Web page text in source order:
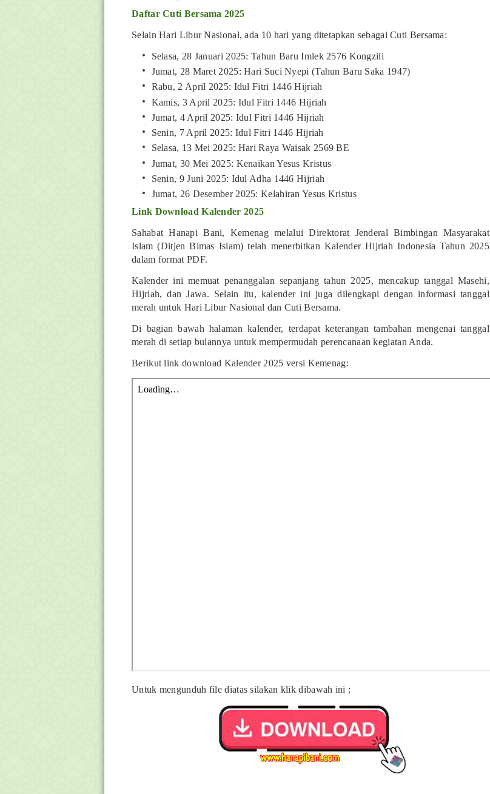
Daftar Cuti Bersama 2025
Selain Hari Libur Nasional, ada 10 hari yang ditetapkan sebagai Cuti Bersama:
Selasa, 28 Januari 2025: Tahun Baru Imlek 2576 Kongzili
Jumat, 28 Maret 2025: Hari Suci Nyepi (Tahun Baru Saka 1947)
Rabu, 2 April 2025: Idul Fitri 1446 Hijriah
Kamis, 3 April 2025: Idul Fitri 1446 Hijriah
Jumat, 4 April 2025: Idul Fitri 1446 Hijriah
Senin, 7 April 2025: Idul Fitri 1446 Hijriah
Selasa, 13 Mei 2025: Hari Raya Waisak 2569 BE
Jumat, 30 Mei 2025: Kenaikan Yesus Kristus
Senin, 9 Juni 2025: Idul Adha 1446 Hijriah
Jumat, 26 Desember 2025: Kelahiran Yesus Kristus
Link Download Kalender 2025
Sahabat Hanapi Bani, Kemenag melalui Direktorat Jenderal Bimbingan Masyarakat
Islam (Ditjen Bimas Islam) telah menerbitkan Kalender Hijriah Indonesia Tahun 2025
dalam format PDF.
Kalender ini memuat penanggalan sepanjang tahun 2025, mencakup tanggal Masehi,
Hijriah, dan Jawa. Selain itu, kalender ini juga dilengkapi dengan informasi tanggal
merah untuk Hari Libur Nasional dan Cuti Bersama.
Di bagian bawah halaman kalender, terdapat keterangan tambahan mengenai tanggal
merah di setiap bulannya untuk mempermudah perencanaan kegiatan Anda.
Berikut link download Kalender 2025 versi Kemenag:
Untuk mengunduh file diatas silakan klik dibawah ini ;